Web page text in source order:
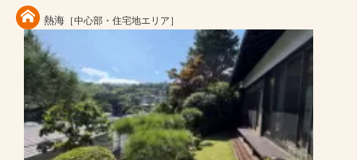
熱海 ［中心部・住宅地エリア］